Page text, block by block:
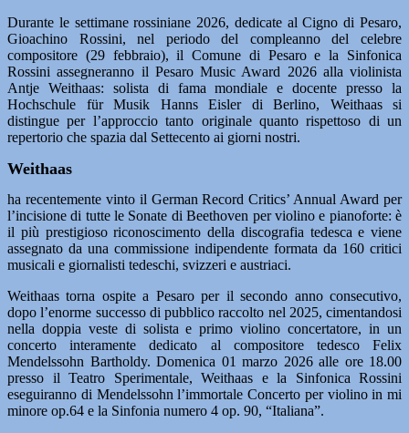
Durante le settimane rossiniane 2026, dedicate al Cigno di Pesaro,
Gioachino Rossini, nel periodo del compleanno del celebre
compositore (29 febbraio), il Comune di Pesaro e la Sinfonica
Rossini assegneranno il Pesaro Music Award 2026 alla violinista
Antje Weithaas: solista di fama mondiale e docente presso la
Hochschule für Musik Hanns Eisler di Berlino, Weithaas si
distingue per l’approccio tanto originale quanto rispettoso di un
repertorio che spazia dal Settecento ai giorni nostri.
Weithaas
ha recentemente vinto il German Record Critics’ Annual Award per
l’incisione di tutte le Sonate di Beethoven per violino e pianoforte: è
il più prestigioso riconoscimento della discografia tedesca e viene
assegnato da una commissione indipendente formata da 160 critici
musicali e giornalisti tedeschi, svizzeri e austriaci.
Weithaas torna ospite a Pesaro per il secondo anno consecutivo,
dopo l’enorme successo di pubblico raccolto nel 2025, cimentandosi
nella doppia veste di solista e primo violino concertatore, in un
concerto interamente dedicato al compositore tedesco Felix
Mendelssohn Bartholdy. Domenica 01 marzo 2026 alle ore 18.00
presso il Teatro Sperimentale, Weithaas e la Sinfonica Rossini
eseguiranno di Mendelssohn l’immortale Concerto per violino in mi
minore op.64 e la Sinfonia numero 4 op. 90, “Italiana”.